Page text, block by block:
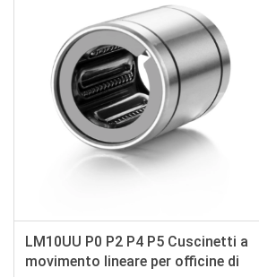
LM10UU P0 P2 P4 P5 Cuscinetti a
movimento lineare per officine di